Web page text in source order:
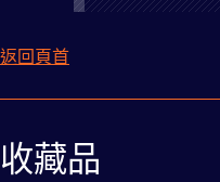
返回頁首
收藏品